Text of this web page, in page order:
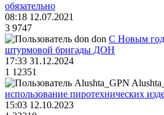
обязательно
08:18 12.07.2021
3 9747
don С Новым
штурмовой бригады ДОН
17:33 31.12.2024
1 12351
использование пиротехнических
15:03 12.10.2023